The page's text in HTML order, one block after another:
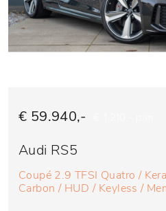
€ 59.940,-
Audi RS5
Coupé 2.9 TFSI Quatro /
Carbon / HUD / Keyless /